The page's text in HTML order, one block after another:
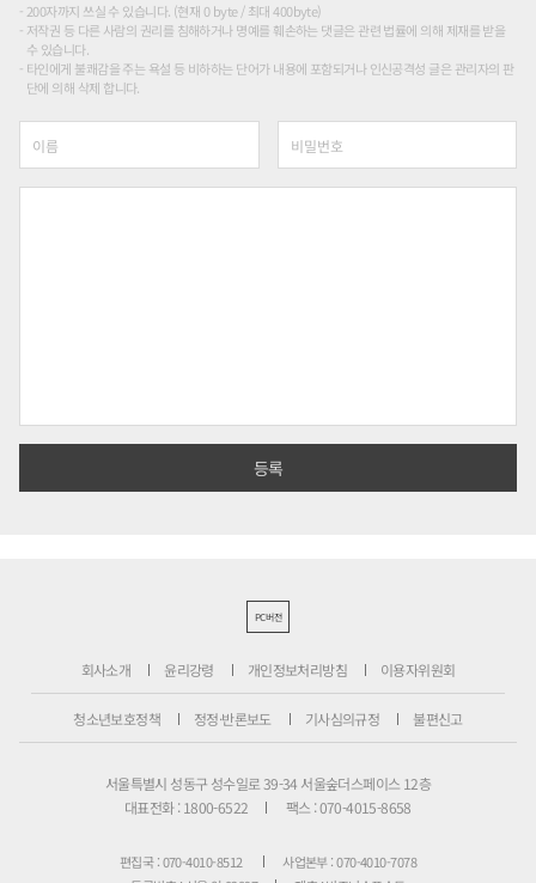
200자까지 쓰실 수 있습니다. (현재 0 byte / 최대 400byte)
저작권 등 다른 사람의 권리를 침해하거나 명예를 훼손하는 댓글은 관련 법률에 의해 제재를 받을
수 있습니다.
타인에게 불쾌감을 주는 욕설 등 비하하는 단어가 내용에 포함되거나 인신공격성 글은 관리자의 판
단에 의해 삭제 합니다.
PC버전
회사소개 윤리강령 개인정보처리방침 이용자위원회
청소년보호정책 정정·반론보도 기사심의규정 불편신고
서울특별시 성동구 성수일로 39-34 서울숲더스페이스 12층
대표전화 : 1800-6522
팩스 : 070-4015-8658
편집국 : 070-4010-8512
사업본부 : 070-4010-7078